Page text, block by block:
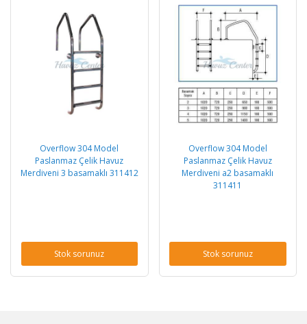
Overflow 304 Model
Paslanmaz Çelik Havuz
Merdiveni 3 basamaklı 311412
Stok sorunuz
Overflow 304 Model
Paslanmaz Çelik Havuz
Merdiveni a2 basamaklı
311411
Stok sorunuz